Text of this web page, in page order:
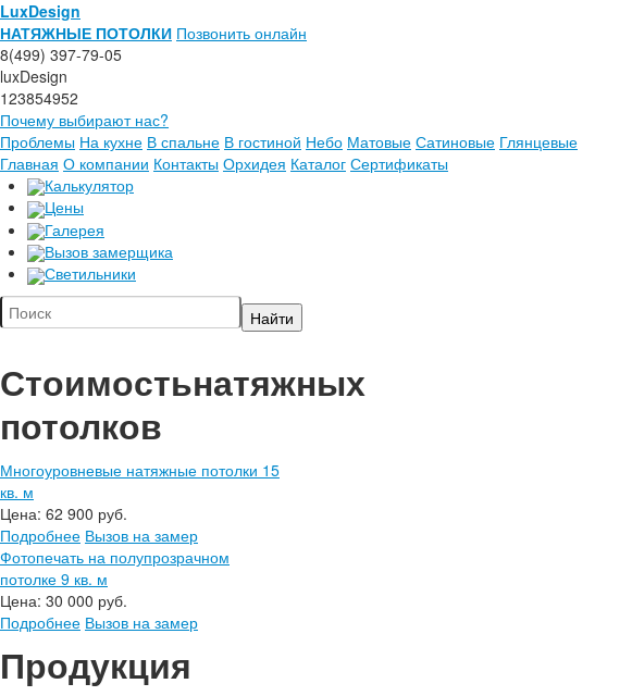
LuxDesign
НАТЯЖНЫЕ ПОТОЛКИ Позвонить онлайн
8(499) 397-79-05
luxDesign
123854952
Почему выбирают нас?
Проблемы На кухне В спальне В гостиной Небо Матовые Сатиновые Глянцевые
Главная О компании Контакты Орхидея Каталог Сертификаты
Калькулятор
Цены
Галерея
Вызов замерщика
Светильники
Стоимостьнатяжных
потолков
Многоуровневые натяжные потолки 15
кв. м
Цена: 62 900 руб.
Подробнее Вызов на замер
Фотопечать на полупрозрачном
потолке 9 кв. м
Цена: 30 000 руб.
Подробнее Вызов на замер
Продукция